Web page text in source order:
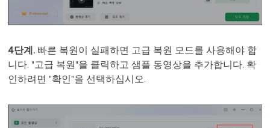
4단계. 빠른 복원이 실패하면 고급 복원 모드를 사용해야 합
니다. "고급 복원"을 클릭하고 샘플 동영상을 추가합니다. 확
인하려면 "확인"을 선택하십시오.